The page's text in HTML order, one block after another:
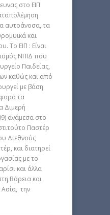
στο ΕΙΠ
αυτοάνοσα, τα
και
Το ΕΙΠ : Είναι
ΝΠΙΔ που
Παιδείας,
καθώς και από
με βάση
τα
Διμερή
ανάμεσα στο
Παστέρ
Διεθνούς
και διατηρεί
με το
και άλλα
Βόρεια και
Ασία, την